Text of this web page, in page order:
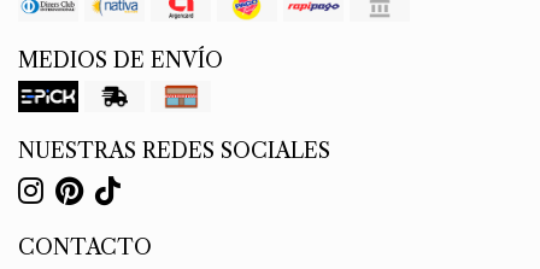
MEDIOS DE ENVÍO
NUESTRAS REDES SOCIALES
CONTACTO